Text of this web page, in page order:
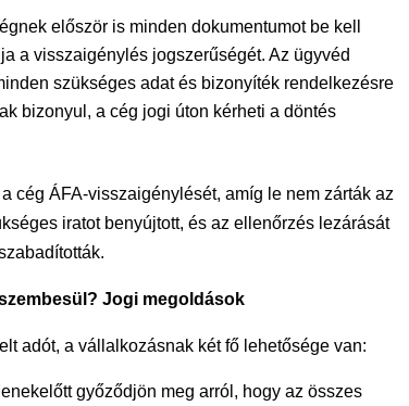
először is minden dokumentumot be kell
a visszaigénylés jogszerűségét. Az ügyvéd
szükséges adat és bizonyíték rendelkezésre
bizonyul, a cég jogi úton kérheti a döntés
cég ÁFA-visszaigénylését, amíg le nem zárták az
iratot benyújtott, és az ellenőrzés lezárását
Jogi megoldások
adót, a vállalkozásnak két fő lehetősége van:
győződjön meg arról, hogy az összes